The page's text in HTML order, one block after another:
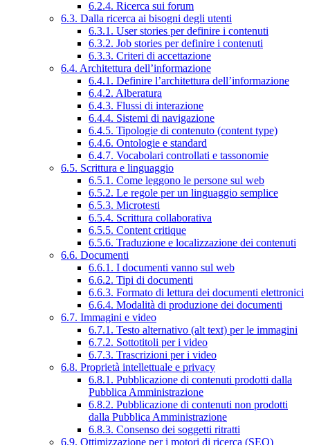
6.2.4. Ricerca sui forum
6.3. Dalla ricerca ai bisogni degli utenti
6.3.1. User stories per definire i contenuti
6.3.2. Job stories per definire i contenuti
6.3.3. Criteri di accettazione
6.4. Architettura dell’informazione
6.4.1. Definire l’architettura dell’informazione
6.4.2. Alberatura
6.4.3. Flussi di interazione
6.4.4. Sistemi di navigazione
6.4.5. Tipologie di contenuto (content type)
6.4.6. Ontologie e standard
6.4.7. Vocabolari controllati e tassonomie
6.5. Scrittura e linguaggio
6.5.1. Come leggono le persone sul web
6.5.2. Le regole per un linguaggio semplice
6.5.3. Microtesti
6.5.4. Scrittura collaborativa
6.5.5. Content critique
6.5.6. Traduzione e localizzazione dei contenuti
6.6. Documenti
6.6.1. I documenti vanno sul web
6.6.2. Tipi di documenti
6.6.3. Formato di lettura dei documenti elettronici
6.6.4. Modalità di produzione dei documenti
6.7. Immagini e video
6.7.1. Testo alternativo (alt text) per le immagini
6.7.2. Sottotitoli per i video
6.7.3. Trascrizioni per i video
6.8. Proprietà intellettuale e privacy
6.8.1. Pubblicazione di contenuti prodotti dalla
Pubblica Amministrazione
6.8.2. Pubblicazione di contenuti non prodotti
dalla Pubblica Amministrazione
6.8.3. Consenso dei soggetti ritratti
6.9. Ottimizzazione per i motori di ricerca (SEO)